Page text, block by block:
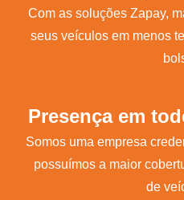
Com as soluções Zapay,
seus veículos em menos
Presença em
Somos uma empresa
possuímos a maior
de